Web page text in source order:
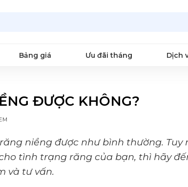
Bảng giá Ưu đãi tháng Dịch
ĐƯỢC KHÔNG?
niềng được như bình thường. Tuy
tình trạng răng của bạn, thì hãy
và tư vấn.